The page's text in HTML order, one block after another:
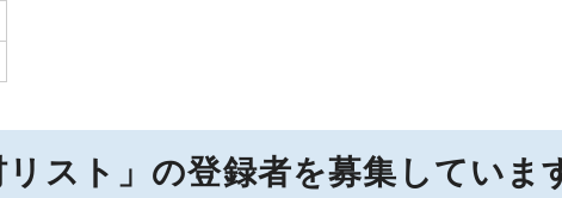
リスト」の登録者を募集していま